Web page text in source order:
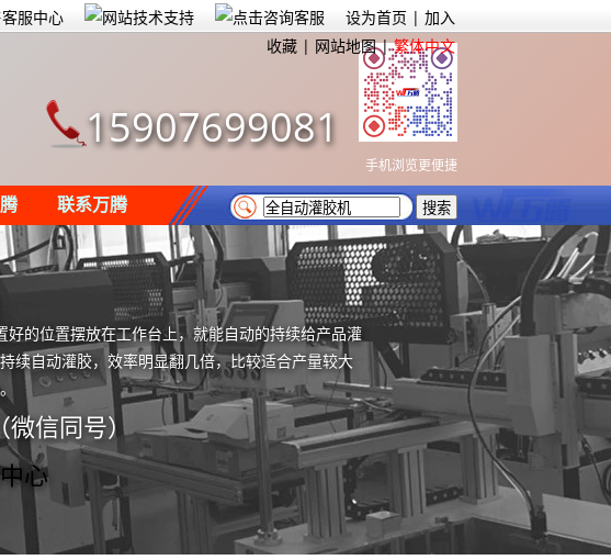
设为首页 | 加入
收藏 | 网站地图|繁体中文
15907699081
手机浏览更便捷
联系万腾
的位置摆放在工作台上，就能自动的持续给产品灌
续自动灌胶，效率明显翻几倍，比较适合产量较大
信同号）